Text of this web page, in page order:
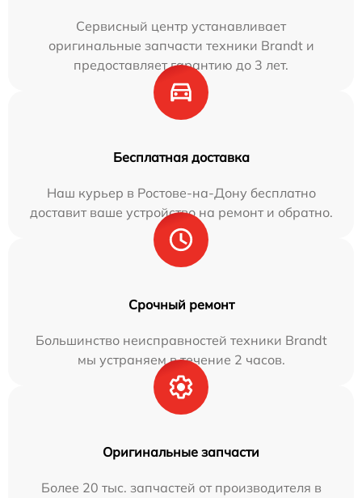
Сервисный центр устанавливает
оригинальные запчасти техники Brandt и
предоставляет гарантию до 3 лет.
Бесплатная доставка
Наш курьер в Ростове-на-Дону бесплатно
доставит ваше устройство на ремонт и обратно.
Срочный ремонт
Большинство неисправностей техники Brandt
мы устраняем в течение 2 часов.
Оригинальные запчасти
Более 20 тыс. запчастей от производителя в